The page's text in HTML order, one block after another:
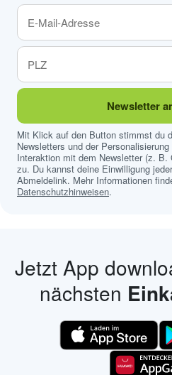
Newsletter
Mit Klick auf den Button stimmst du
Newsletters und der
Interaktion mit dem Newsletter (z.
zu. Du kannst deine Einwilligung
Abmeldelink. Mehr Informationen
Datenschutzhinweisen.
Jetzt App
nächsten